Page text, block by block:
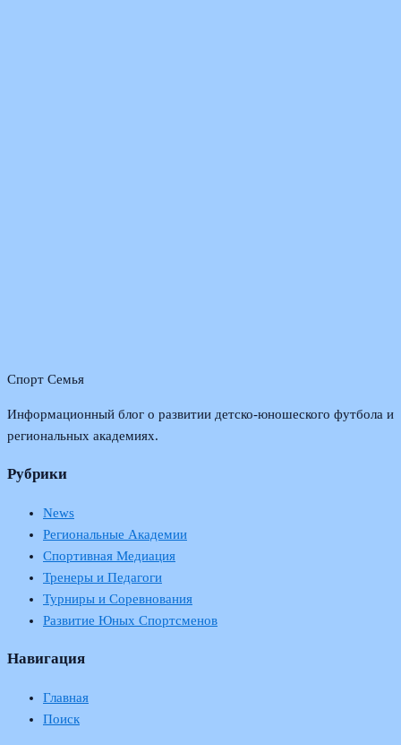
Спорт Семья
Информационный блог о развитии детско-юношеского футбола и
региональных академиях.
Рубрики
News
Региональные Академии
Спортивная Медиация
Тренеры и Педагоги
Турниры и Соревнования
Развитие Юных Спортсменов
Навигация
Главная
Поиск